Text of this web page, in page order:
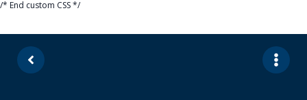
/* End custom CSS */